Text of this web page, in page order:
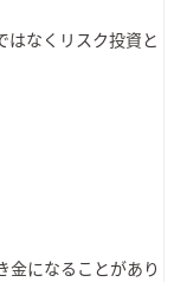
はなくリスク投資と
金になることがあり